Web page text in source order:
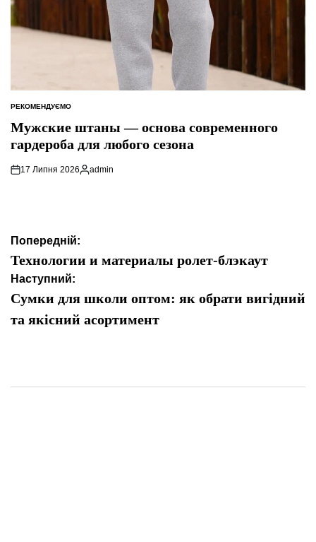
ОПУБЛІКУВАТИ
У
РЕКОМЕНДУЄМО
Мужские штаны — основа современного
гардероба для любого сезона
17 Липня 2026
Опубліковано
admin
Навігація
записів
Попередній:
Технологии и материалы ролет-блэкаут
Наступний:
Сумки для школи оптом: як обрати вигідний
та якісний асортимент